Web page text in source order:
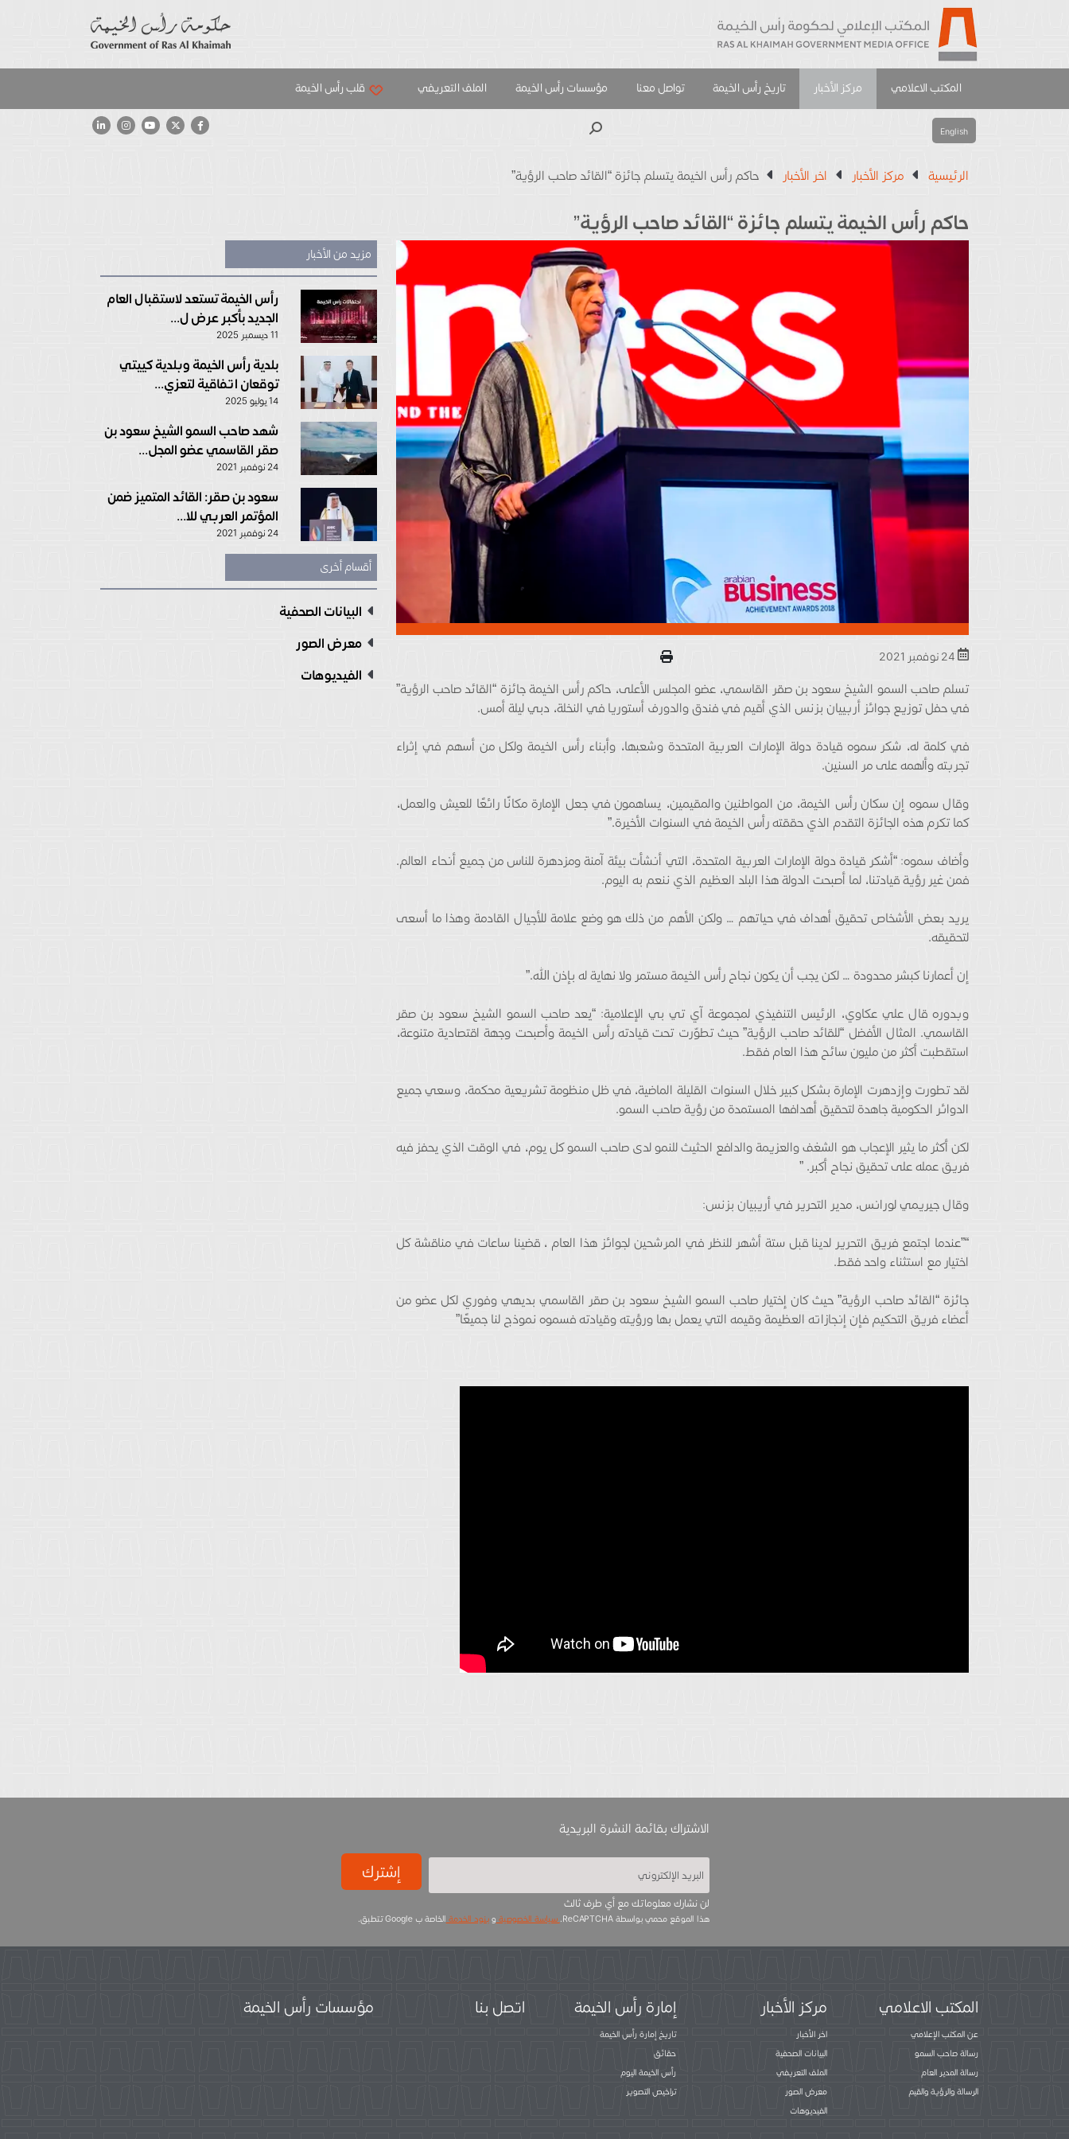
المكتب الاعلامي مركز الأخبار تاريخ رأس الخيمة تواصل معنا مؤسسات رأس الخيمة الملف التعريفي قلب رأس الخيمة
English
الرئيسية مركز الأخبار اخر الأخبار حاكم رأس الخيمة يتسلم جائزة “القائد صاحب الرؤية”
حاكم رأس الخيمة يتسلم جائزة “القائد صاحب الرؤية”
تسلم صاحب السمو الشيخ سعود بن صقر القاسمي، عضو المجلس الأعلى، حاكم رأس الخيمة جائزة “القائد صاحب الرؤية”
في حفل توزيع جوائز أربييان بزنس الذي أقيم في فندق والدورف أستوريا في النخلة، دبي ليلة أمس.
في كلمة له، شكر سموه قيادة دولة الإمارات العربية المتحدة وشعبها، وأبناء رأس الخيمة ولكل من أسهم في إثراء
تجربته وألهمه على مر السنين.
وقال سموه إن سكان رأس الخيمة، من المواطنين والمقيمين، يساهمون في جعل الإمارة مكانًا رائعًا للعيش والعمل،
كما تكرم هذه الجائزة التقدم الذي حققته رأس الخيمة في السنوات الأخيرة.”
وأضاف سموه: “أشكر قيادة دولة الإمارات العربية المتحدة، التي أنشأت بيئة آمنة ومزدهرة للناس من جميع أنحاء العالم.
فمن غير رؤية قيادتنا، لما أصبحت الدولة هذا البلد العظيم الذي ننعم به اليوم.
يريد بعض الأشخاص تحقيق أهداف في حياتهم … ولكن الأهم من ذلك هو وضع علامة للأجيال القادمة وهذا ما أسعى
لتحقيقه.
إن أعمارنا كبشر محدودة … لكن يجب أن يكون نجاح رأس الخيمة مستمر ولا نهاية له بإذن الله.”
وبدوره قال علي عكاوي، الرئيس التنفيذي لمجموعة آي تي بي الإعلامية: “يعد صاحب السمو الشيخ سعود بن صقر
القاسمي. المثال الأفضل “للقائد صاحب الرؤية” حيث تطوّرت تحت قيادته رأس الخيمة وأصبحت وجهة اقتصادية متنوعة،
استقطبت أكثر من مليون سائح هذا العام فقط.
لقد تطورت وإزدهرت الإمارة بشكل كبير خلال السنوات القليلة الماضية، في ظل منظومة تشريعية محكمة، وسعي جميع
الدوائر الحكومية جاهدة لتحقيق أهدافها المستمدة من رؤية صاحب السمو.
لكن أكثر ما يثير الإعجاب هو الشغف والعزيمة والدافع الحثيث للنمو لدى صاحب السمو كل يوم، في الوقت الذي يحفز فيه
فريق عمله على تحقيق نجاح أكبر. ”
وقال جيريمي لورانس، مدير التحرير في أريبيان بزنس:
“”عندما اجتمع فريق التحرير لدينا قبل ستة أشهر للنظر في المرشحين لجوائز هذا العام ، قضينا ساعات في مناقشة كل
اختيار مع استثناء واحد فقط.
جائزة “القائد صاحب الرؤية” حيث كان إختيار صاحب السمو الشيخ سعود بن صقر القاسمي بديهي وفوري لكل عضو من
أعضاء فريق التحكيم فإن إنجازاته العظيمة وقيمه التي يعمل بها ورؤيته وقيادته فسموه نموذج لنا جميعًا”
مزيد من الأخبار
رأس الخيمة تستعد لاستقبال العام
الجديد بأكبر عرض ل...
11 ديسمبر 2025
بلدية رأس الخيمة وبلدية كييتي
توقعان اتفاقية لتعزي...
14 يوليو 2025
شهد صاحب السمو الشيخ سعود بن
صقر القاسمي عضو المجل...
24 نوفمبر 2021
سعود بن صقر: القائد المتميز ضمن
المؤتمر العربي للا...
24 نوفمبر 2021
أقسام أخرى
البيانات الصحفية
معرض الصور
الفيديوهات
الاشتراك بقائمة النشرة البريدية
لن نشارك معلوماتك مع أي طرف ثالث
إشترك
هذا الموقع محمي بواسطة ReCAPTCHA. سياسة الخصوصية وبنود الخدمة الخاصة ب Google تتطبق.
المكتب الاعلامي
عن المكتب الإعلامي
رسالة صاحب السمو
رسالة المدير العام
الرسالة والرؤية والقيم
مركز الأخبار
اخر الأخبار
البيانات الصحفية
الملف التعريفي
معرض الصور
الفيديوهات
إمارة رأس الخيمة
تاريخ إمارة رأس الخيمة
حقائق
رأس الخيمة اليوم
تراخيص التصوير
اتصل بنا مؤسسات رأس الخيمة